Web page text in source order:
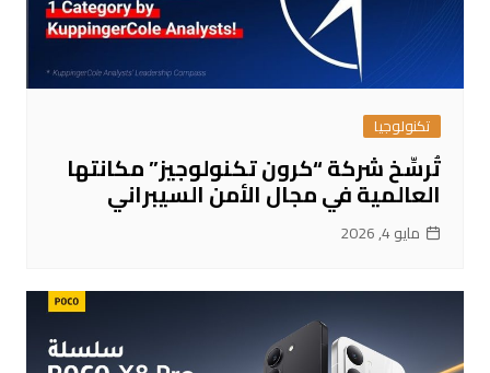
تكنولوجيا
تُرسِّخ شركة “كرون تكنولوجيز” مكانتها
العالمية في مجال الأمن السيبراني
مايو 4, 2026